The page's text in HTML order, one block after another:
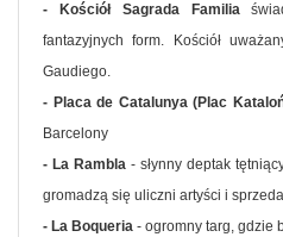
- Kościół Sagrada Familia
fantazyjnych form. Kościół
Gaudiego.
- Placa de Catalunya (Plac
Barcelony
- La Rambla - słynny deptak
gromadzą się uliczni artyści i
- La Boqueria - ogromny targ, gdzie